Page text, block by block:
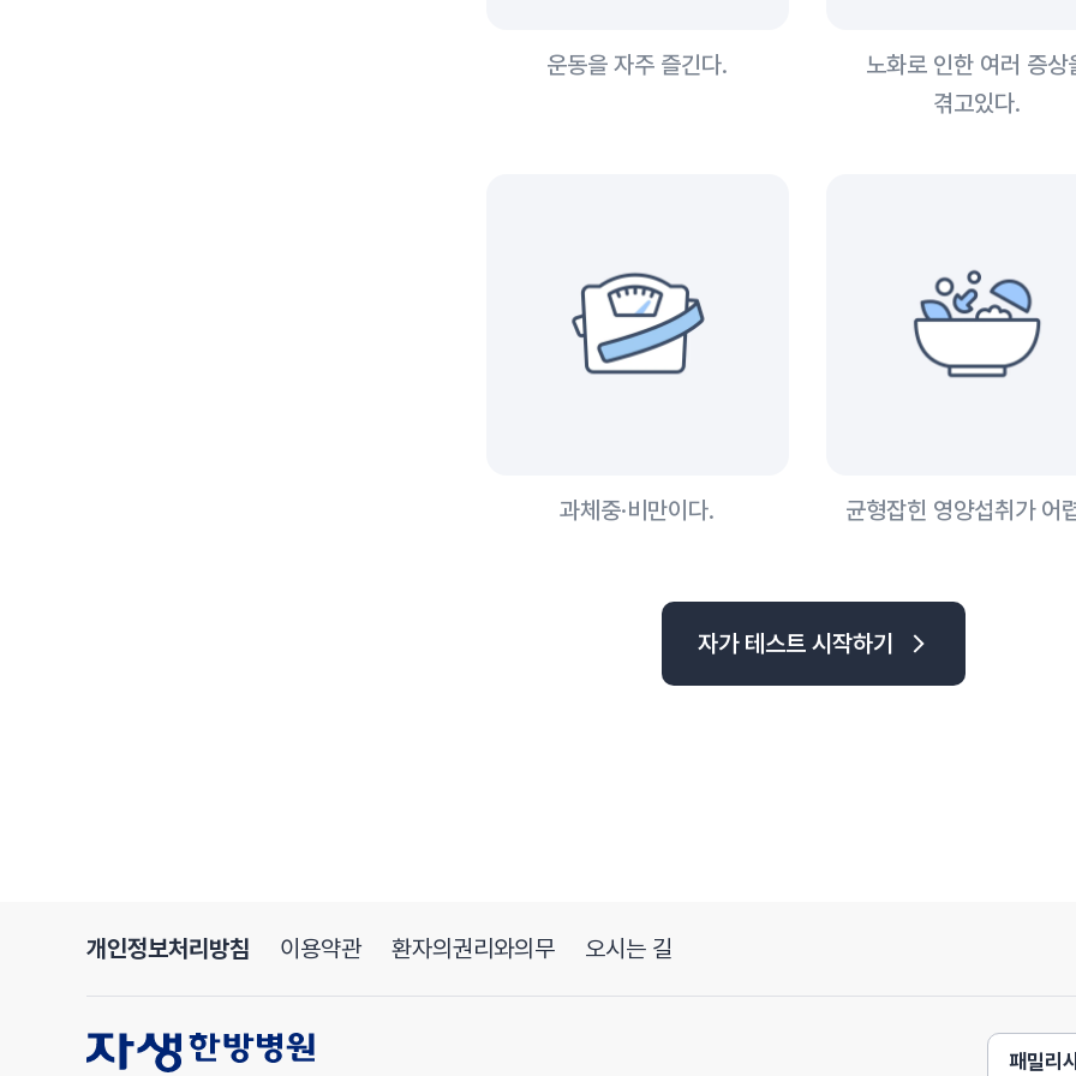
운동을 자주 즐긴다.
노화로 인한 여러 증상
겪고있다.
과체중·비만이다. 균형잡힌 영양섭취가 어
자가 테스트 시작하기
개인정보처리방침 이용약관 환자의권리와의무 오시는 길
패밀리